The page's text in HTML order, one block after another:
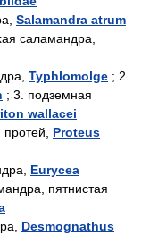
Salamandra atrum
саламандра,
Typhlomolge ; 2.
; 3. подземная
wallacei
Proteus
Eurycea
пятнистая
Desmognathus